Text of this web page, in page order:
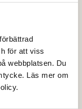
för att viss
webbplatsen. Du
Läs mer om
stad med detta
med Klöverns
påverkan. I
med
jobb i